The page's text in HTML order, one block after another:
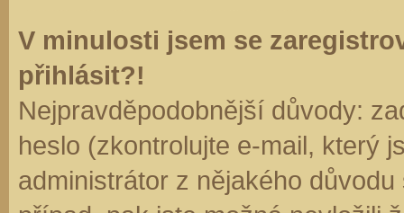
V minulosti jsem se
přihlásit?!
Nejpravděpodobnější důvody:
heslo (zkontrolujte e-mail, který
administrátor z nějakého